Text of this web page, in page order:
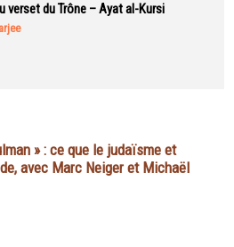
verset du Trône – Ayat al-Kursi
» : ce que le judaïsme et
avec Marc Neiger et Michaël